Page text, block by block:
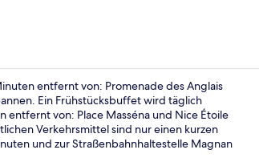
Fassade
entfernt von: Promenade des Anglais
Ein Frühstücksbuffet wird täglich
von: Place Masséna und Nice Étoile
Verkehrsmittel sind nur einen kurzen
und zur Straßenbahnhaltestelle Magnan